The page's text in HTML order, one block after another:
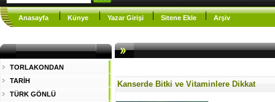
Anasayfa Künye Yazar Girişi Sitene Ekle Arşiv
Kanserde Bitki ve Vitaminlere Dikkat
TORLAKONDAN
TARİH
TÜRK GÖNLÜ